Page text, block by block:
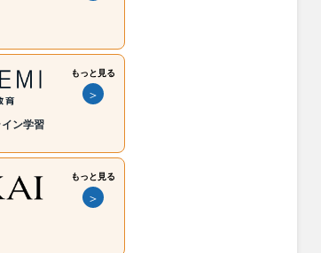
もっと見る
＞
ン学習
もっと見る
＞